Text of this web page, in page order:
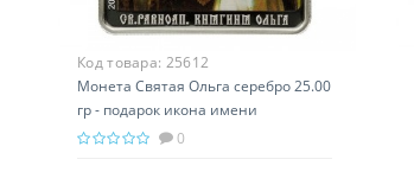
Код товара: 25612
Монета Святая Ольга серебро 25.00
гр - подарок икона имени
0